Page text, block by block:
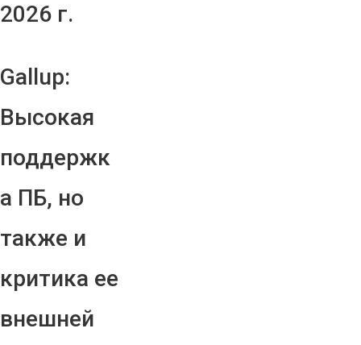
2026 г.
Gallup:
Высокая
поддержк
а ПБ, но
также и
критика ее
внешней